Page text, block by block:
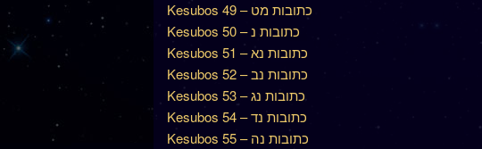
Kesubos 49 – כתובות מט
Kesubos 50 – כתובות נ
Kesubos 51 – כתובות נא
Kesubos 52 – כתובות נב
Kesubos 53 – כתובות נג
Kesubos 54 – כתובות נד
Kesubos 55 – כתובות נה